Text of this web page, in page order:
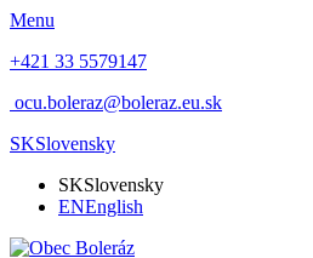
Menu
+421 33 5579147
ocu.boleraz@boleraz.eu.sk
SKSlovensky
SKSlovensky
ENEnglish